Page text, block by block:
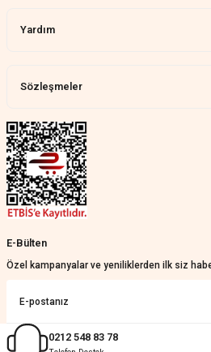
Yardım
Sözleşmeler
E-Bülten
Özel kampanyalar ve yeniliklerden ilk siz
0212 548 83 78